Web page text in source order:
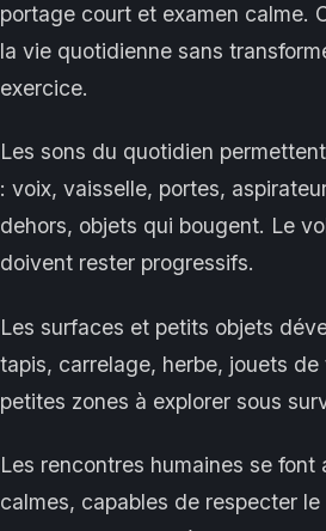
portage court et examen calme.
la vie quotidienne sans
exercice.
Les sons du quotidien
: voix, vaisselle, portes,
dehors, objets qui bougent. Le
doivent rester progressifs.
Les surfaces et petits objets
tapis, carrelage, herbe, jouets
petites zones à explorer sous
Les rencontres humaines se font
calmes, capables de respecter le